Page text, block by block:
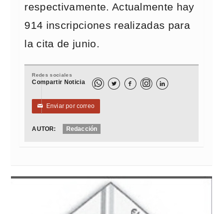
respectivamente. Actualmente hay
914 inscripciones realizadas para
la cita de junio.
Redes sociales
Compartir Noticia   
✉ Enviar por correo
AUTOR: Redacción